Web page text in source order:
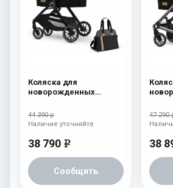
Коляска для
новорожденных
сумка Nordic
44 390 р
38 790 e
Сообщить
Наличие уточняйте
Nordic
47 290
38